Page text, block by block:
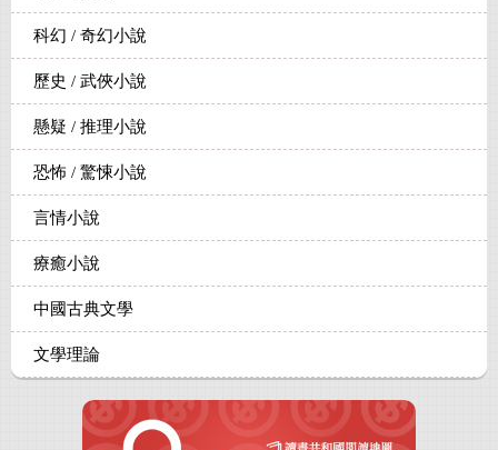
科幻 / 奇幻小說
歷史 / 武俠小說
懸疑 / 推理小說
恐怖 / 驚悚小說
言情小說
療癒小說
中國古典文學
文學理論